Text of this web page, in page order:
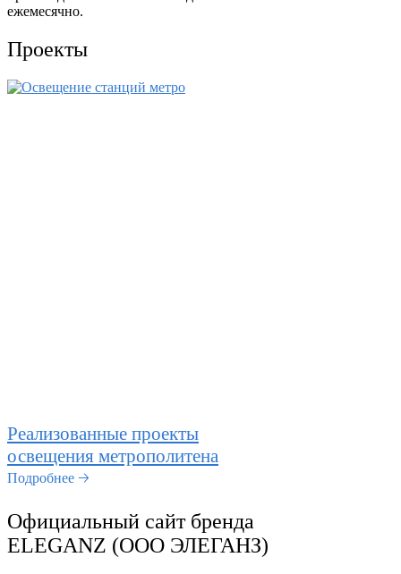
ежемесячно.
Проекты
Реализованные проекты
освещения метрополитена
Подробнее 🡢
Официальный сайт бренда
ELEGANZ (ООО ЭЛЕГАНЗ)